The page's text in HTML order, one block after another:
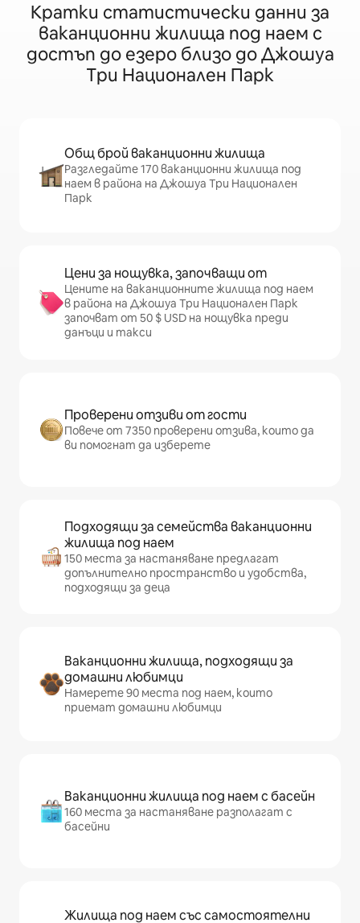
Кратки статистически данни за
ваканционни жилища под наем с
достъп до езеро близо до Джошуа
Три Национален Парк
Общ брой ваканционни жилища
Разгледайте 170 ваканционни жилища под
наем в района на Джошуа Три Национален
Парк
Цени за нощувка, започващи от
Цените на ваканционните жилища под наем
в района на Джошуа Три Национален Парк
започват от 50 $ USD на нощувка преди
данъци и такси
Проверени отзиви от гости
Повече от 7350 проверени отзива, които да
ви помогнат да изберете
Подходящи за семейства ваканционни
жилища под наем
150 места за настаняване предлагат
допълнително пространство и удобства,
подходящи за деца
Ваканционни жилища, подходящи за
домашни любимци
Намерете 90 места под наем, които
приемат домашни любимци
Ваканционни жилища под наем с басейн
160 места за настаняване разполагат с
басейни
Жилища под наем със самостоятелни